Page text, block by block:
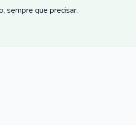
sempre que precisar.